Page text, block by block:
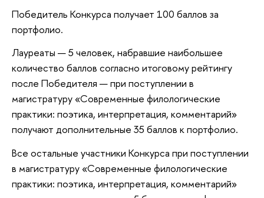
Победитель Конкурса получает 100 баллов за
портфолио.
Лауреаты — 5 человек, набравшие наибольшее
количество баллов согласно итоговому рейтингу
после Победителя — при поступлении
магистратуру «Современные филологические
практики: поэтика, интерпретация, комментарий»
получают дополнительные 35 баллов к портфолио.
се остальные участники Конкурса при поступлении
магистратуру «Современные филологические
практики: поэтика, интерпретация, комментарий»